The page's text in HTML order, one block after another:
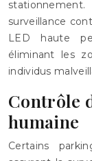
surveillance
LED haute
éliminant les
individus
Contrôle
humaine
Certains